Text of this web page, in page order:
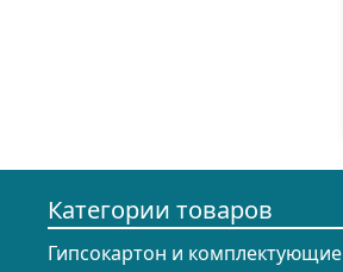
Категории товаров
Гипсокартон и комплектующие